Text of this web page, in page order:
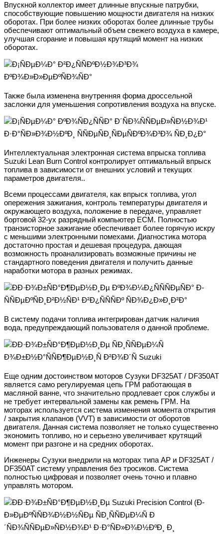
Впускной коллектор имеет длинные впускные патрубки,
способствующие повышению мощности двигателя на низких
оборотах. При более низких оборотах более длинные трубы
обеспечивают оптимальный объем свежего воздуха в камере,
улучшая сгорание и повышая крутящий момент на низких
оборотах.
Также была изменена внутренняя форма дроссельной
заслонки для уменьшения сопротивления воздуха на впуске.
Интеллектуальная электронная система впрыска топлива
Suzuki Lean Burn Control контролирует оптимальный впрыск
топлива в зависимости от внешних условий и текущих
параметров двигателя..
Всеми процессами двигателя, как впрыск топлива, угол
опережения зажигания, контроль температуры двигателя и
окружающего воздуха, положение в передаче, управляет
бортовой 32-ух разрядный компьютер ЕСМ. Полностью
транзисторное зажигание обеспечивает более горячую искру
с меньшими электронными помехами. Диагностика мотора
достаточно простая и дешевая процедура, дающая
возможность проанализировать возможные причины не
стандартного поведения двигателя и получить данные
наработки мотора в разных режимах.
В систему подачи топлива интегрирован датчик наличия
вода, предупреждающий пользователя о данной проблеме.
Еще одним достоинством моторов Сузуки DF325AT / DF350AT
является само регулируемая цепь ГРМ работающая в
масляной ванне, что значительно продлевает срок службы и
не требует интервальной замены как ремень ГРМ. На
моторах используется система изменения момента открытия
/ закрытия клапанов (VVT) в зависимости от оборотов
двигателя. Данная система позволяет не только существенно
экономить топливо, но и серьезно увеличивает крутящий
момент при разгоне и на средних оборотах.
Инженеры Сузуки внедрили на моторах типа АР и DF325AT /
DF350AT систему управления без тросиков. Система
полностью цифровая и позволяет очень точно и плавно
управлять мотором.